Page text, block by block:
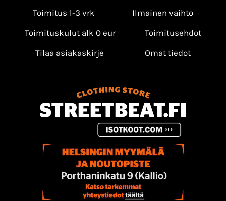
Toimitus 1-3 vrk
Ilmainen vaihto
Toimituskulut alk 0 eur
Toimitusehdot
Tilaa asiakaskirje
Omat tiedot